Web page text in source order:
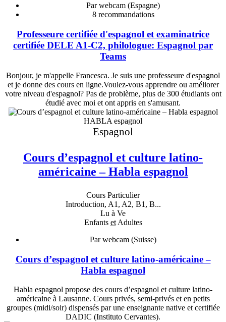
Par webcam (Espagne)
8recommandations
Professeure certifiée d'espagnol et examinatrice
certifiée DELE A1-C2, philologue: Espagnol par
Teams
Bonjour, je m'appelle Francesca. Je suis une professeure d'espagnol
et je donne des cours en ligne.Voulez-vous apprendre ou améliorer
votre niveau d'espagnol? Pas de problème, plus de 300 étudiants ont
étudié avec moi et ont appris en s'amusant.
HABLA espagnol
Espagnol
Cours d’espagnol et culture latino-
américaine – Habla espagnol
Cours Particulier
Introduction, A1, A2, B1, B...
Lu à Ve
Enfants etAdultes
Par webcam (Suisse)
Cours d’espagnol et culture latino-américaine –
Habla espagnol
Habla espagnol propose des cours d’espagnol et culture latino-
américaine à Lausanne. Cours privés, semi-privés et en petits
groupes (midi/soir) dispensés par une enseignante native et certifiée
DADIC (Instituto Cervantes).